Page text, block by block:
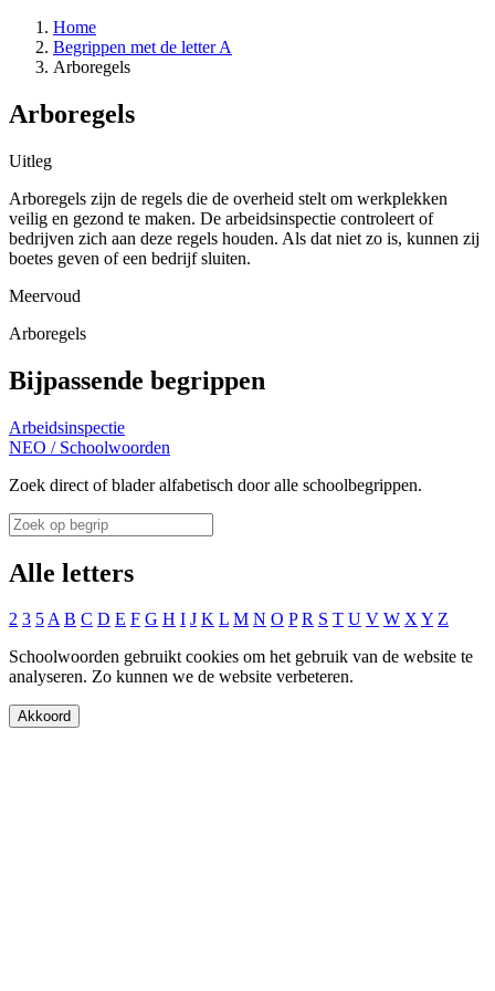
Home
Begrippen met de letter A
Arboregels
Arboregels
Uitleg
Arboregels zijn de regels die de overheid stelt om werkplekken
veilig en gezond te maken. De arbeidsinspectie controleert of
bedrijven zich aan deze regels houden. Als dat niet zo is, kunnen zij
boetes geven of een bedrijf sluiten.
Meervoud
Arboregels
Bijpassende begrippen
Arbeidsinspectie
NEO / Schoolwoorden
Zoek direct of blader alfabetisch door alle schoolbegrippen.
Alle letters
2 3 5A B C D E F G H I J K L M N O P R S T U V W XY Z
Schoolwoorden gebruikt cookies om het gebruik van de website te
analyseren. Zo kunnen we de website verbeteren.
Akkoord